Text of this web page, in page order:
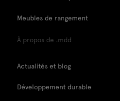
Meubles de rangement
À propos de .mdd
Actualités et blog
Développement durable